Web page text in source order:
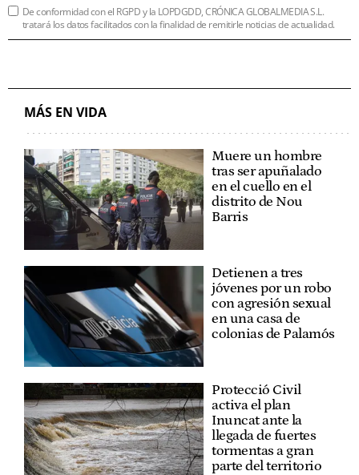
De conformidad con el RGPD y la LOPDGDD, CRÓNICA GLOBALMEDIA S.L.
tratará los datos facilitados con la finalidad de remitirle noticias de actualidad.
MÁS EN VIDA
Muere un hombre
tras ser apuñalado
en el cuello en el
distrito de Nou
Barris
Detienen a tres
jóvenes por un robo
con agresión sexual
en una casa de
colonias de Palamós
Protecció Civil
activa el plan
Inuncat ante la
llegada de fuertes
tormentas a gran
parte del territorio